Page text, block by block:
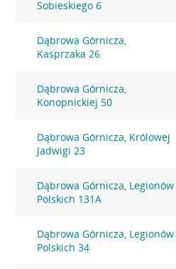
Sobieskiego 6
Dąbrowa Górnicza,
Kasprzaka 26
Dąbrowa Górnicza,
Konopnickiej 50
Dąbrowa Górnicza, Królowej
Jadwigi 23
Dąbrowa Górnicza, Legionów
Polskich 131A
Dąbrowa Górnicza, Legionów
Polskich 34